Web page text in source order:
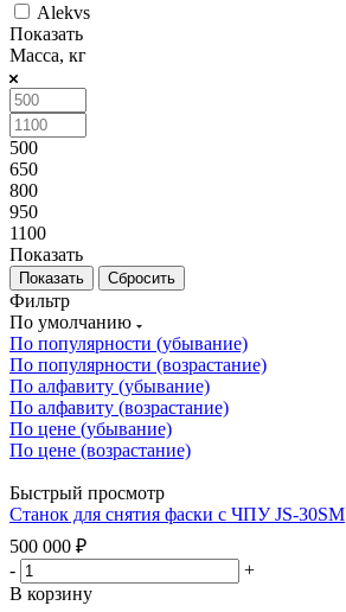
Alekvs
Показать
Масса, кг
500
650
800
950
1100
Показать
Сбросить
Фильтр
По умолчанию
По популярности (убывание)
По популярности (возрастание)
По алфавиту (убывание)
По алфавиту (возрастание)
По цене (убывание)
По цене (возрастание)
Быстрый просмотр
Станок для снятия фаски с ЧПУ JS-30SM
500 000 ₽
-
+
В корзину